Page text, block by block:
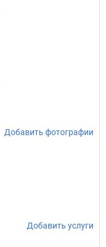
Добавить фотографии
Добавить услуги